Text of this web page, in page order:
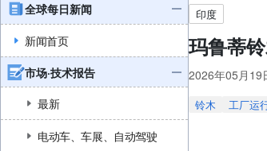
全球每日新闻
新闻首页
市场·技术报告
最新
电动车、车展、自动驾驶
印度
玛鲁蒂
2026年05月19
铃木 工厂运